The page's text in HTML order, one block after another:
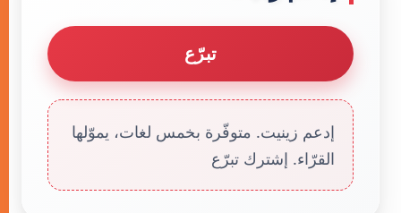
تبرّع
إدعم زينيت. متوفّرة بخمس لغات، يموّلها
القرّاء. إشترك تبرّع